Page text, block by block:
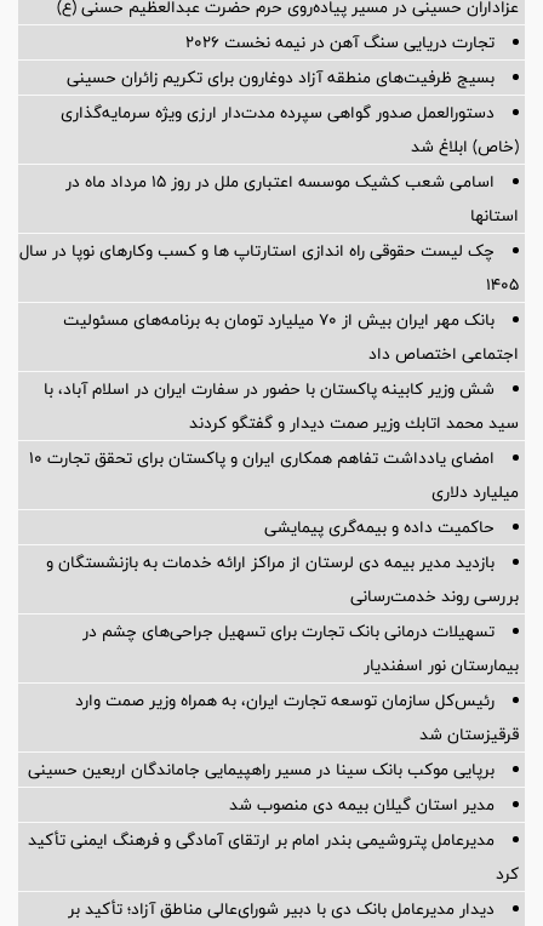
عزاداران حسینی در مسیر پیاده‌روی حرم حضرت عبدالعظیم حسنی (ع)
تجارت دریایی سنگ آهن در نیمه نخست ۲۰۲۶
بسیج ظرفیت‌های منطقه آزاد دوغارون برای تکریم زائران حسینی
دستورالعمل صدور گواهی سپرده مدت‌دار ارزی ویژه سرمایه‌گذاری
(خاص) ابلاغ شد
اسامی شعب کشیک موسسه اعتباری ملل در روز 15 مرداد ماه در
استانها
چک لیست حقوقی راه اندازی استارتاپ ها و کسب وکارهای نوپا در سال
۱۴۰۵
بانک مهر ایران بیش از ۷۰ میلیارد تومان به برنامه‌های مسئولیت
اجتماعی اختصاص داد
شش وزیر کابینه پاکستان با حضور در سفارت ایران در اسلام آباد، با
سيد محمد اتابك وزير صمت ديدار و گفتگو كردند
امضای یادداشت تفاهم همکاری ایران و پاکستان برای تحقق تجارت ۱۰
میلیارد دلاری
حاکمیت داده و بیمه‌گری پیمایشی
بازدید مدیر بیمه دی لرستان از مراکز ارائه خدمات به بازنشستگان و
بررسی روند خدمت‌رسانی
تسهیلات درمانی بانک تجارت برای تسهیل جراحی‌های چشم در
بیمارستان نور اسفندیار
رئیس‌کل سازمان توسعه تجارت ایران، به همراه وزیر صمت وارد
قرقیزستان شد
برپایی موکب بانک سینا در مسیر راهپیمایی جاماندگان اربعین حسینی
مدیر استان گیلان بیمه دی منصوب شد
مدیرعامل پتروشیمی بندر امام بر ارتقای آمادگی و فرهنگ ایمنی تأکید
کرد
دیدار مدیرعامل بانک دی با دبیر شورای‌عالی مناطق آزاد؛ تأکید بر